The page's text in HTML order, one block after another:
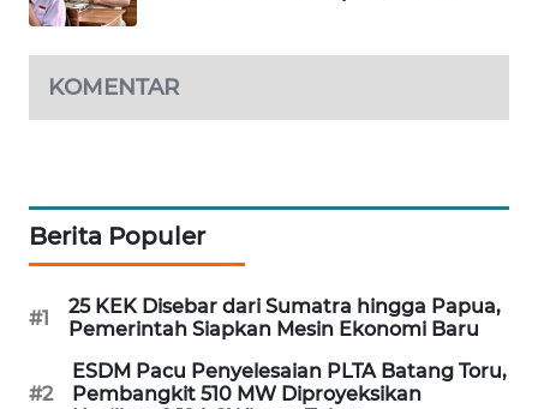
KOMENTAR
Berita Populer
#1
25 KEK Disebar dari Sumatra hingga Papua,
Pemerintah Siapkan Mesin Ekonomi Baru
#2
ESDM Pacu Penyelesaian PLTA Batang Toru,
Pembangkit 510 MW Diproyeksikan
TAMBANG
NEWS
METRO
SIANTAR